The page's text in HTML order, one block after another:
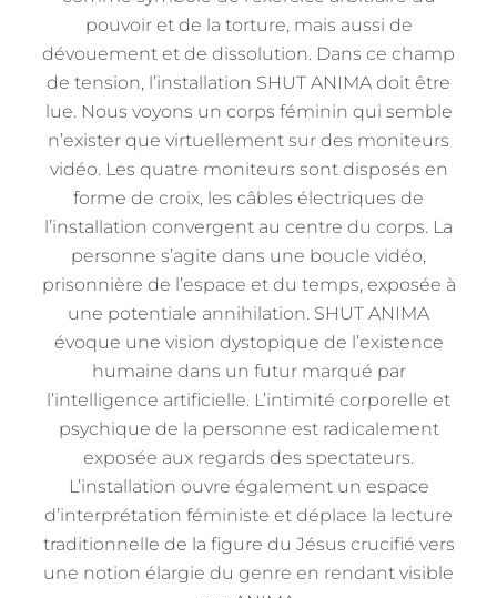
pouvoir et de la torture, mais aussi de
dévouement et de dissolution. Dans ce champ
de tension, l’installation SHUT ANIMA doit être
lue. Nous voyons un corps féminin qui semble
n’exister que virtuellement sur des moniteurs
vidéo. Les quatre moniteurs sont disposés en
forme de croix, les câbles électriques de
l’installation convergent au centre du corps. La
personne s’agite dans une boucle vidéo,
prisonnière de l’espace et du temps, exposée à
une potentiale annihilation. SHUT ANIMA
évoque une vision dystopique de l’existence
humaine dans un futur marqué par
l’intelligence artificielle. L’intimité corporelle et
psychique de la personne est radicalement
exposée aux regards des spectateurs.
L’installation ouvre également un espace
d’interprétation féministe et déplace la lecture
traditionnelle de la figure du Jésus crucifié vers
une notion élargie du genre en rendant visible